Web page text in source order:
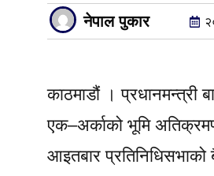
नेपाल पुकार
काठमाडौं । प्रधानमन्त्री
एक–अर्काको भूमि
आइतबार